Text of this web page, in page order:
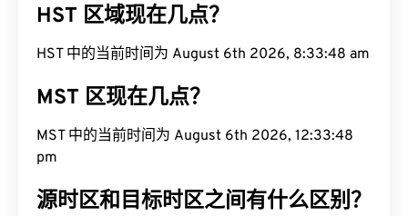
HST 区域现在几点？
HST 中的当前时间为 August 6th 2026, 8:33:49 am
MST 区现在几点？
MST 中的当前时间为 August 6th 2026, 12:33:49
pm
源时区和目标时区之间有什么区别？